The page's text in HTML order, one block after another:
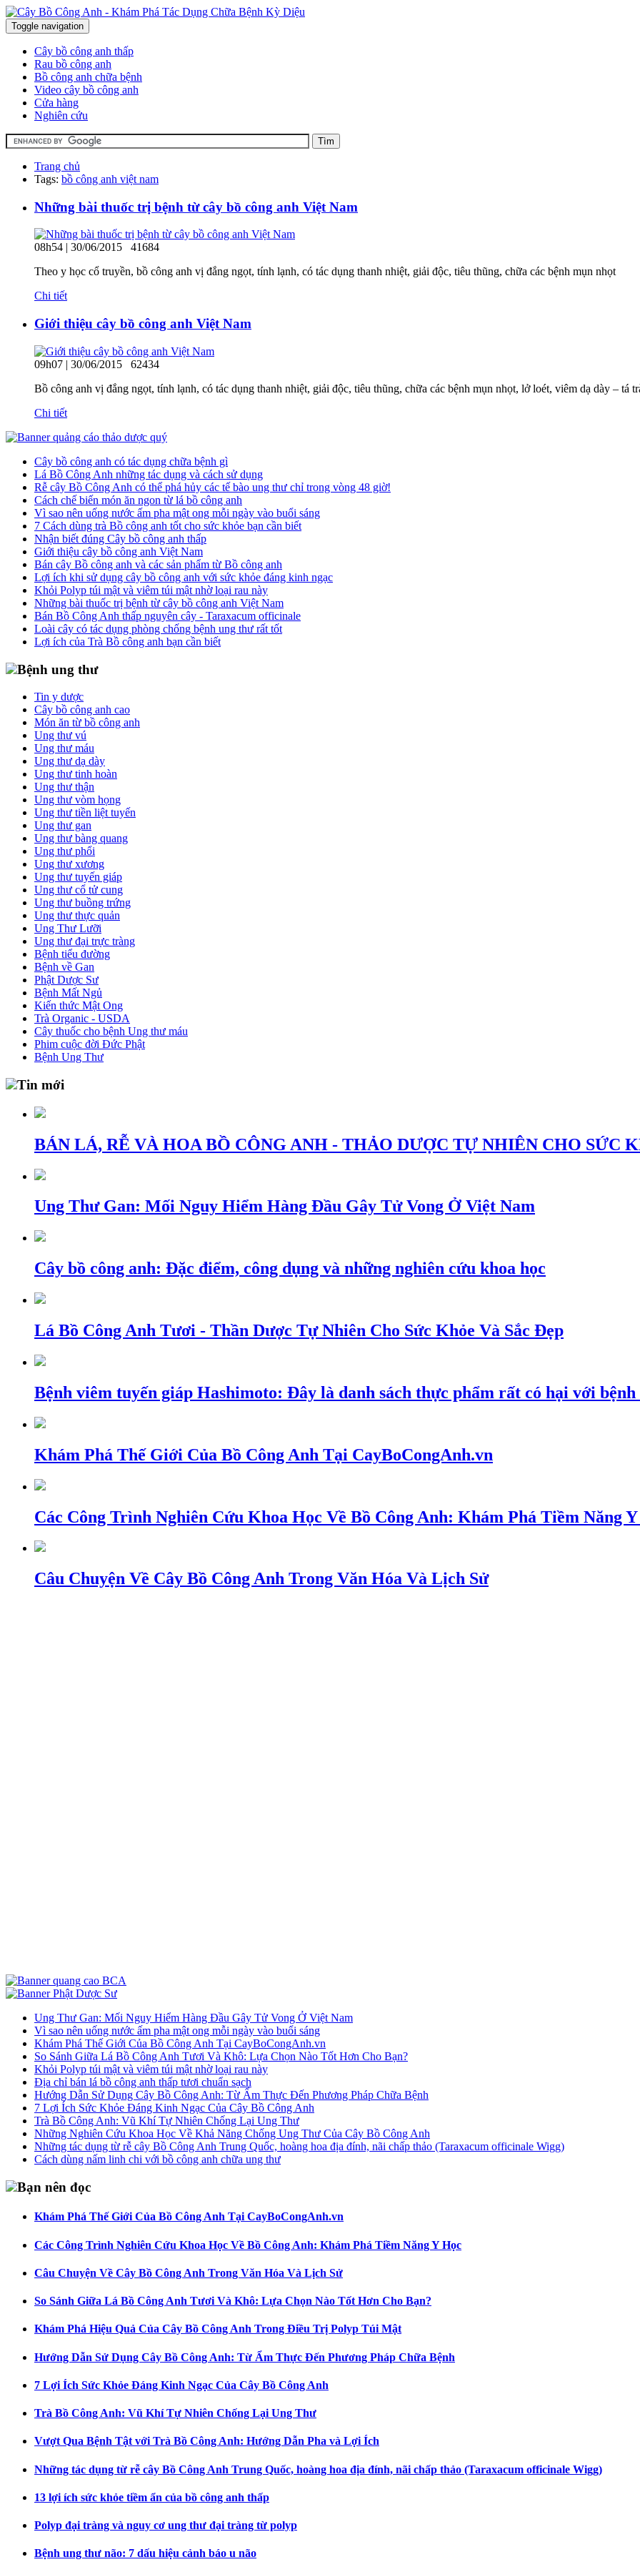
Toggle navigation
Cây bồ công anh thấp
Rau bồ công anh
Bồ công anh chữa bệnh
Video cây bồ công anh
Cửa hàng
Nghiên cứu
Tìm
Trang chủ
Tags: bồ công anh việt nam
Những bài thuốc trị bệnh từ cây bồ công anh Việt Nam
08h54 | 30/06/2015 41684
Theo y học cổ truyền, bồ công anh vị đắng ngọt, tính lạnh, có tác dụng thanh nhiệt, giải độc, tiêu thũng, chữa các bệnh mụn nhọt
Chi tiết
Giới thiệu cây bồ công anh Việt Nam
09h07 | 30/06/2015 62434
Bồ công anh vị đắng ngọt, tính lạnh, có tác dụng thanh nhiệt, giải độc, tiêu thũng, chữa các bệnh mụn nhọt, lở loét, viêm dạ dày – tá
Chi tiết
Cây bồ công anh có tác dụng chữa bệnh gì
Lá Bồ Công Anh những tác dụng và cách sử dụng
Rễ cây Bồ Công Anh có thể phá hủy các tế bào ung thư chỉ trong vòng 48 giờ!
Cách chế biến món ăn ngon từ lá bồ công anh
Vì sao nên uống nước ấm pha mật ong mỗi ngày vào buổi sáng
7 Cách dùng trà Bồ công anh tốt cho sức khỏe bạn cần biết
Nhận biết đúng Cây bồ công anh thấp
Giới thiệu cây bồ công anh Việt Nam
Bán cây Bồ công anh và các sản phẩm từ Bồ công anh
Lợi ích khi sử dụng cây bồ công anh với sức khỏe đáng kinh ngạc
Khỏi Polyp túi mật và viêm túi mật nhờ loại rau này
Những bài thuốc trị bệnh từ cây bồ công anh Việt Nam
Bán Bồ Công Anh thấp nguyên cây - Taraxacum officinale
Loài cây có tác dụng phòng chống bệnh ung thư rất tốt
Lợi ích của Trà Bồ công anh bạn cần biết
Bệnh ung thư
Tin y dược
Cây bồ công anh cao
Món ăn từ bồ công anh
Ung thư vú
Ung thư máu
Ung thư dạ dày
Ung thư tinh hoàn
Ung thư thận
Ung thư vòm họng
Ung thư tiền liệt tuyến
Ung thư gan
Ung thư bàng quang
Ung thư phổi
Ung thư xương
Ung thư tuyến giáp
Ung thư cổ tử cung
Ung thư buồng trứng
Ung thư thực quản
Ung Thư Lưỡi
Ung thư đại trực tràng
Bệnh tiểu đường
Bệnh về Gan
Phật Dược Sư
Bệnh Mất Ngủ
Kiến thức Mật Ong
Trà Organic - USDA
Cây thuốc cho bệnh Ung thư máu
Phim cuộc đời Đức Phật
Bệnh Ung Thư
Tin mới
BÁN LÁ, RỄ VÀ HOA BỒ CÔNG ANH - THẢO DƯỢC TỰ NHIÊN CHO SỨC
Ung Thư Gan: Mối Nguy Hiểm Hàng Đầu Gây Tử Vong Ở Việt Nam
Cây bồ công anh: Đặc điểm, công dụng và những nghiên cứu khoa học
Lá Bồ Công Anh Tươi - Thần Dược Tự Nhiên Cho Sức Khỏe Và Sắc Đẹp
Bệnh viêm tuyến giáp Hashimoto: Đây là danh sách thực phẩm rất có hại với bệnh
Khám Phá Thế Giới Của Bồ Công Anh Tại CayBoCongAnh.vn
Các Công Trình Nghiên Cứu Khoa Học Về Bồ Công Anh: Khám Phá Tiềm Năng
Câu Chuyện Về Cây Bồ Công Anh Trong Văn Hóa Và Lịch Sử
Ung Thư Gan: Mối Nguy Hiểm Hàng Đầu Gây Tử Vong Ở Việt Nam
Vì sao nên uống nước ấm pha mật ong mỗi ngày vào buổi sáng
Khám Phá Thế Giới Của Bồ Công Anh Tại CayBoCongAnh.vn
So Sánh Giữa Lá Bồ Công Anh Tươi Và Khô: Lựa Chọn Nào Tốt Hơn Cho Bạn?
Khỏi Polyp túi mật và viêm túi mật nhờ loại rau này
Địa chỉ bán lá bồ công anh thấp tươi chuẩn sạch
Hướng Dẫn Sử Dụng Cây Bồ Công Anh: Từ Ẩm Thực Đến Phương Pháp Chữa Bệnh
7 Lợi Ích Sức Khỏe Đáng Kinh Ngạc Của Cây Bồ Công Anh
Trà Bồ Công Anh: Vũ Khí Tự Nhiên Chống Lại Ung Thư
Những Nghiên Cứu Khoa Học Về Khả Năng Chống Ung Thư Của Cây Bồ Công Anh
Những tác dụng từ rễ cây Bồ Công Anh Trung Quốc, hoàng hoa địa đính, nãi chấp thảo (Taraxacum officinale Wigg)
Cách dùng nấm linh chi với bồ công anh chữa ung thư
Bạn nên đọc
Khám Phá Thế Giới Của Bồ Công Anh Tại CayBoCongAnh.vn
Các Công Trình Nghiên Cứu Khoa Học Về Bồ Công Anh: Khám Phá Tiềm Năng Y Học
Câu Chuyện Về Cây Bồ Công Anh Trong Văn Hóa Và Lịch Sử
So Sánh Giữa Lá Bồ Công Anh Tươi Và Khô: Lựa Chọn Nào Tốt Hơn Cho Bạn?
Khám Phá Hiệu Quả Của Cây Bồ Công Anh Trong Điều Trị Polyp Túi Mật
Hướng Dẫn Sử Dụng Cây Bồ Công Anh: Từ Ẩm Thực Đến Phương Pháp Chữa Bệnh
7 Lợi Ích Sức Khỏe Đáng Kinh Ngạc Của Cây Bồ Công Anh
Trà Bồ Công Anh: Vũ Khí Tự Nhiên Chống Lại Ung Thư
Vượt Qua Bệnh Tật với Trà Bồ Công Anh: Hướng Dẫn Pha và Lợi Ích
Những tác dụng từ rễ cây Bồ Công Anh Trung Quốc, hoàng hoa địa đính, nãi chấp thảo (Taraxacum officinale Wigg)
13 lợi ích sức khỏe tiềm ẩn của bồ công anh thấp
Polyp đại tràng và nguy cơ ung thư đại tràng từ polyp
Bệnh ung thư não: 7 dấu hiệu cảnh báo u não